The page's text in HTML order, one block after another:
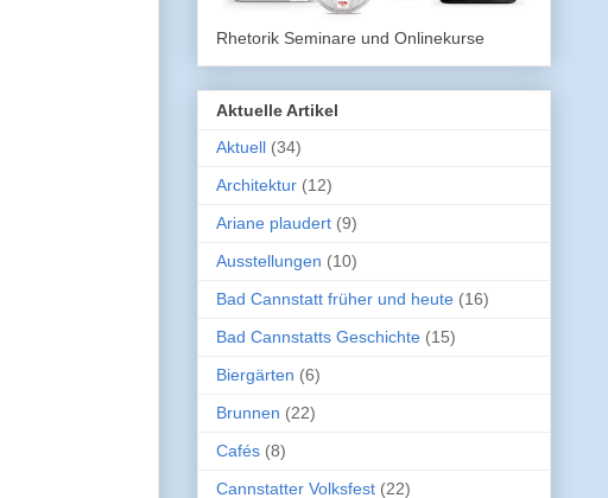
Rhetorik Seminare und Onlinekurse
Aktuelle Artikel
Aktuell (34)
Architektur (12)
Ariane plaudert (9)
Ausstellungen (10)
Bad Cannstatt früher und heute (16)
Bad Cannstatts Geschichte (15)
Biergärten (6)
Brunnen (22)
Cafés (8)
Cannstatter Volksfest (22)